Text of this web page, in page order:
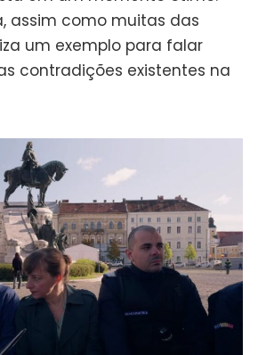
assim como muitas das
um exemplo para falar
contradições existentes na